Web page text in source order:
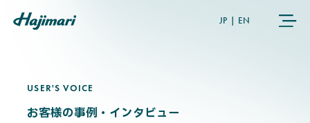
JP EN
COMPANY
USER'S VOICE
USER'S VOICE
お客様の事例・インタビュー